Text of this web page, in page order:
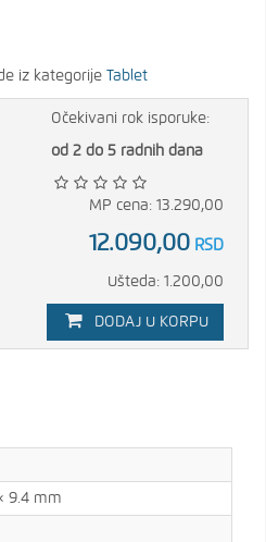
iz kategorije Tablet
Očekivani rok isporuke:
od 2 do 5 radnih dana
MP cena: 13.290,00
12.090,00 RSD
Ušteda: 1.200,00
DODAJ U KORPU
9.4 mm